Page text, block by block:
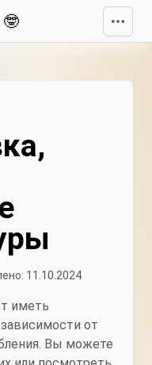
11.10.2024
иметь
от
Вы можете